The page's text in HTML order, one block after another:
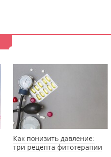
Как понизить давление:
три рецепта фитотерапии